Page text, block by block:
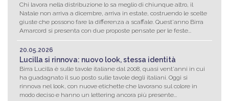
Chi lavora nella distribuzione lo sa meglio di chiunque altro, il
Natale non arriva a dicembre, arriva in estate, costruendo le scelte
giuste che possono fare la differenza a scaffale. Quest'anno Birra
Amarcord si presenta con due proposte pensate per le feste...
20.05.2026
Lucilla si rinnova: nuovo look, stessa identità
Birra Lucilla è sulle tavole italiane dal 2008, quasi vent'anni in cui
ha guadagnato il suo posto sulle tavole degli italiani. Oggi si
rinnova nel look, con nuove etichette che lavorano sul colore in
modo deciso e hanno un lettering ancora più presente...